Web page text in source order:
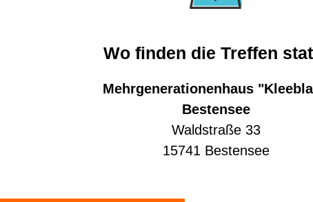
Wo finden die Treffen
Mehrgenerationenhaus
Bestensee
Waldstraße 33
15741 Bestensee